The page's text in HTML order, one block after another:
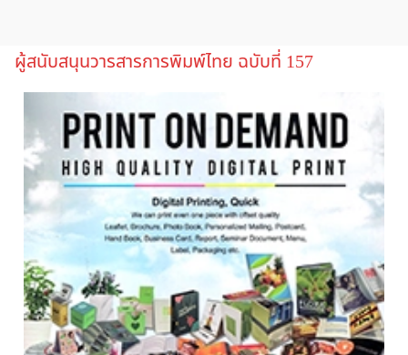
ผู้สนับสนุนวารสารการพิมพ์ไทย ฉบับที่ 157